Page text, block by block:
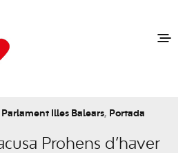
Parlament Illes Balears, Portada
Prohens d’haver